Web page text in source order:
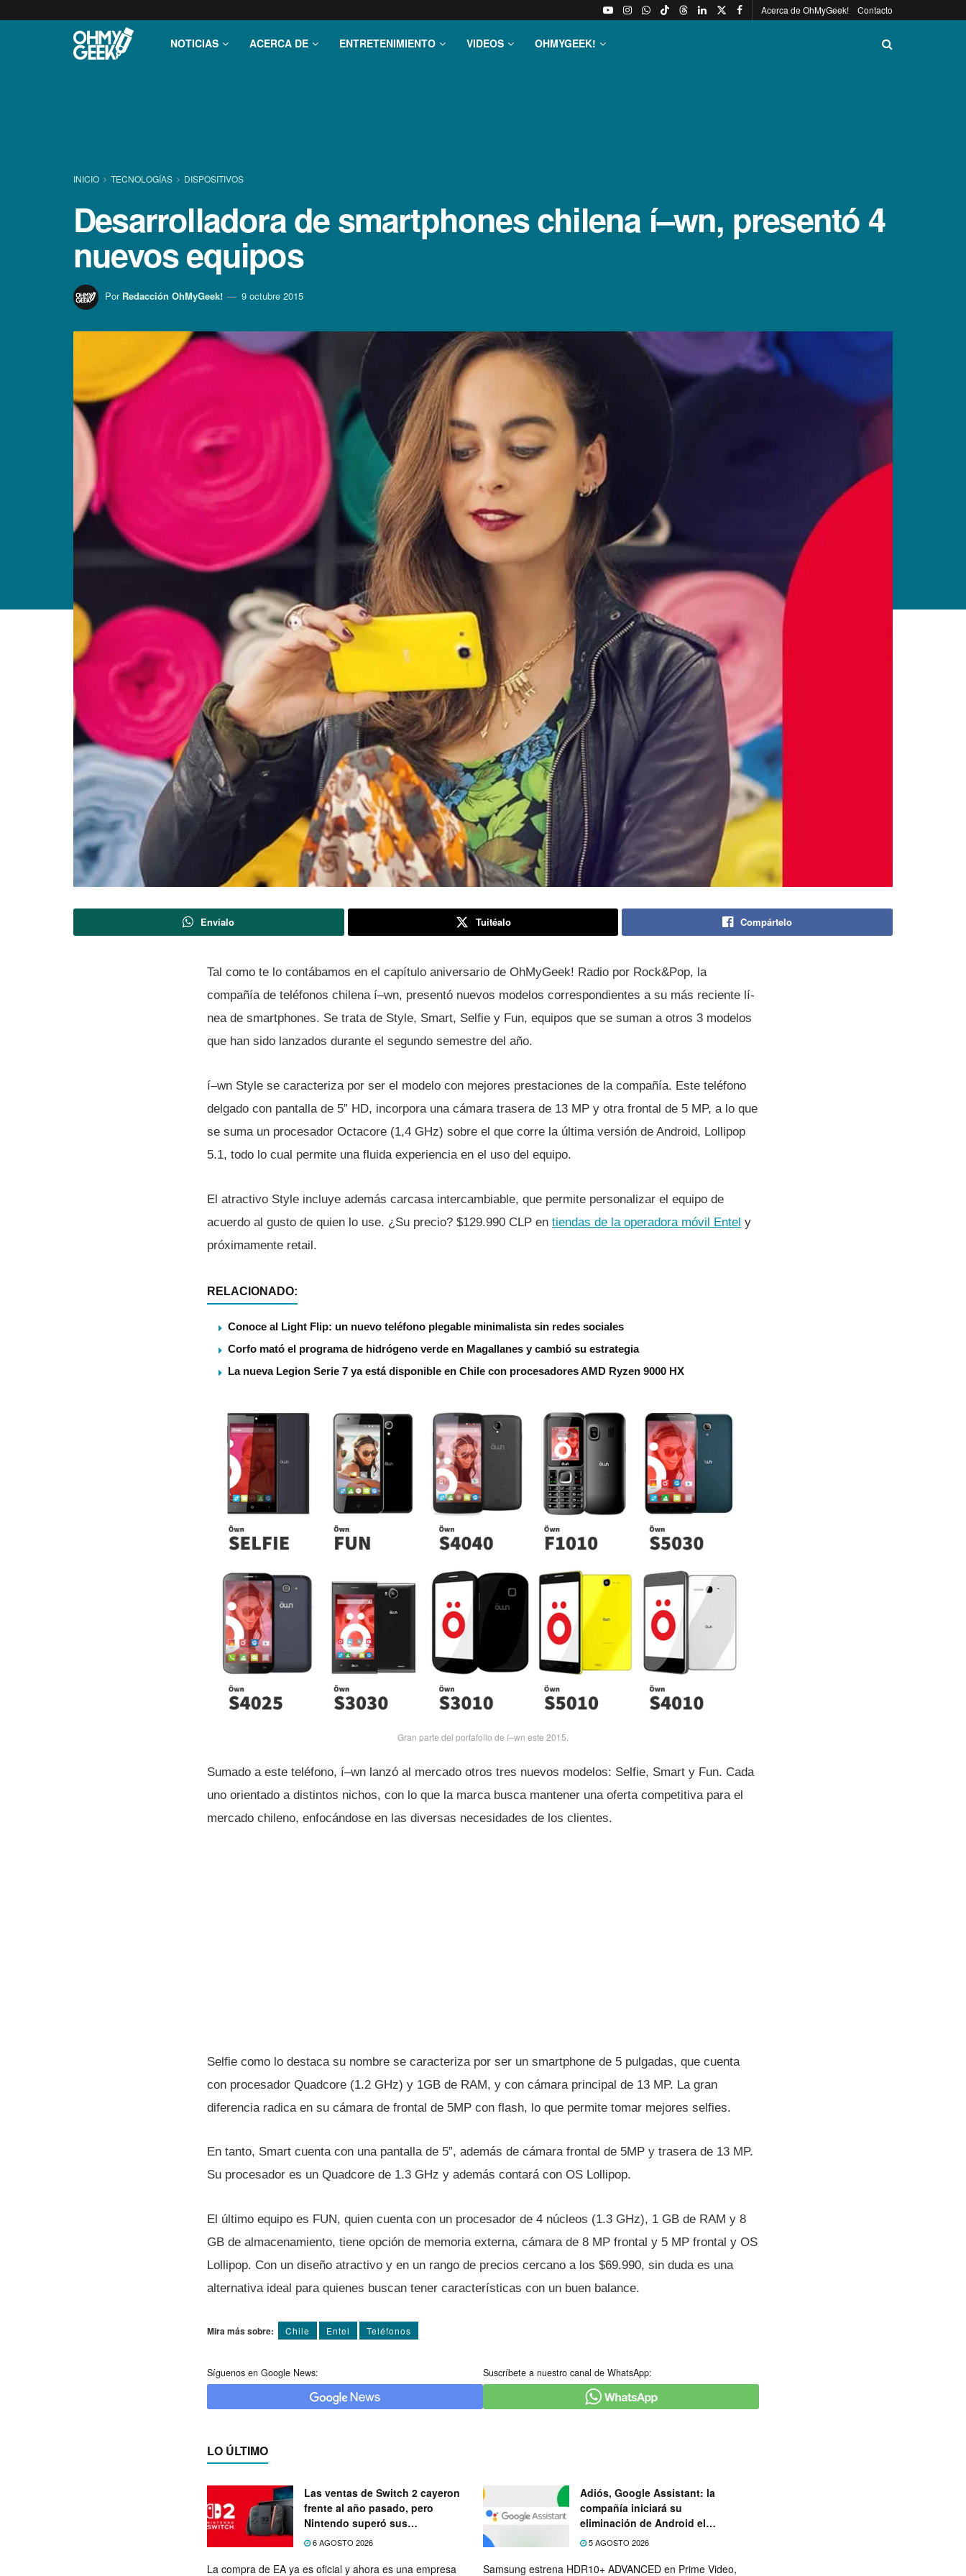
Acerca de OhMyGeek! Contacto
NOTICIAS ACERCA DE ENTRETENIMIENTO VIDEOS OHMYGEEK!
INICIO TECNOLOGÍ­AS DISPOSITIVOS
Desarrolladora de smartphones chilena í–wn, presentó 4
nuevos equipos
Por Redacción OhMyGeek! 9 octubre 2015
Envíalo Tuitéalo Compártelo
Tal como te lo contábamos en el capí­tulo aniversario de OhMyGeek! Radio por Rock&Pop, la
compañí­a de teléfonos chilena í–wn, presentó nuevos modelos correspondientes a su más reciente lí­
nea de smartphones. Se trata de Style, Smart, Selfie y Fun, equipos que se suman a otros 3 modelos
que han sido lanzados durante el segundo semestre del año.
í–wn Style se caracteriza por ser el modelo con mejores prestaciones de la compañí­a. Este teléfono
delgado con pantalla de 5” HD, incorpora una cámara trasera de 13 MP y otra frontal de 5 MP, a lo que
se suma un procesador Octacore (1,4 GHz) sobre el que corre la última versión de Android, Lollipop
5.1, todo lo cual permite una fluida experiencia en el uso del equipo.
El atractivo Style incluye además carcasa intercambiable, que permite personalizar el equipo de
acuerdo al gusto de quien lo use. ¿Su precio? $129.990 CLP en tiendas de la operadora móvil Entel y
próximamente retail.
RELACIONADO:
Conoce al Light Flip: un nuevo teléfono plegable minimalista sin redes sociales
Corfo mató el programa de hidrógeno verde en Magallanes y cambió su estrategia
La nueva Legion Serie 7 ya está disponible en Chile con procesadores AMD Ryzen 9000 HX
Gran parte del portafolio de í–wn este 2015.
Sumado a este teléfono, í–wn lanzó al mercado otros tres nuevos modelos: Selfie, Smart y Fun. Cada
uno orientado a distintos nichos, con lo que la marca busca mantener una oferta competitiva para el
mercado chileno, enfocándose en las diversas necesidades de los clientes.
Selfie como lo destaca su nombre se caracteriza por ser un smartphone de 5 pulgadas, que cuenta
con procesador Quadcore (1.2 GHz) y 1GB de RAM, y con cámara principal de 13 MP. La gran
diferencia radica en su cámara de frontal de 5MP con flash, lo que permite tomar mejores selfies.
En tanto, Smart cuenta con una pantalla de 5”, además de cámara frontal de 5MP y trasera de 13 MP.
Su procesador es un Quadcore de 1.3 GHz y además contará con OS Lollipop.
El último equipo es FUN, quien cuenta con un procesador de 4 núcleos (1.3 GHz), 1 GB de RAM y 8
GB de almacenamiento, tiene opción de memoria externa, cámara de 8 MP frontal y 5 MP frontal y OS
Lollipop. Con un diseño atractivo y en un rango de precios cercano a los $69.990, sin duda es una
alternativa ideal para quienes buscan tener caracterí­sticas con un buen balance.
Mira más sobre: Chile Entel Teléfonos
Síguenos en Google News: Suscríbete a nuestro canal de WhatsApp:
LO ÚLTIMO
Las ventas de Switch 2 cayeron
frente al año pasado, pero
Nintendo superó sus
expectativas
6 AGOSTO 2026
Adiós, Google Assistant: la
compañía iniciará su
eliminación de Android el
próximo mes
5 AGOSTO 2026
La compra de EA ya es oficial y ahora es una empresa
Samsung estrena HDR10+ ADVANCED en Prime Video,